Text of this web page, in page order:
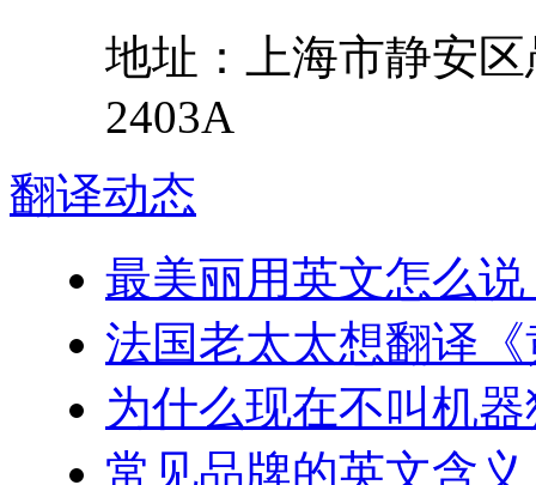
地址：
上海市静安区
2403A
翻译动态
最美丽用英文怎么说
法国老太太想翻译
为什么现在不叫机
常见品牌的英文含义